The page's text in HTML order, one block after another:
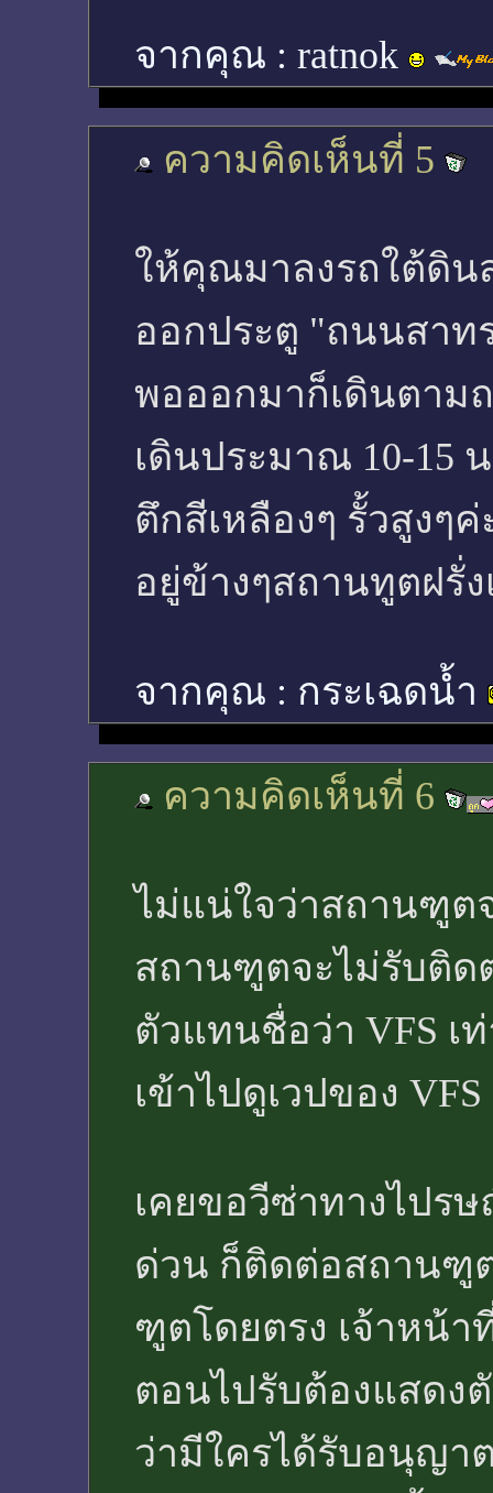
จากคุณ : ratnok
ความคิดเห็นที่ 5
ให้คุณมาลงรถใต้ดิ
ออกประตู "ถนนสาท
พอออกมาก็เดินตาม
เดินประมาณ 10-15
ตึกสีเหลืองๆ รั้วสูงๆค่
อยู่ข้างๆสถานทูตฝรั่
จากคุณ : กระเฉดน้ำ
ความคิดเห็นที่ 6
ไม่แน่ใจว่าสถานฑูต
สถานฑูตจะไม่รับติด
ตัวแทนชื่อว่า VFS
เข้าไปดูเวปของ
เคยขอวีซ่าทางไปร
ด่วน ก็ติดต่อสถานฑู
ฑูตโดยตรง เจ้าหน้
ตอนไปรับต้องแสดง
ว่ามีใครได้รับอนุญา